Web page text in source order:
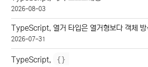
2026-08-03
TypeScript, 열거 타입은 열거형보다 객체 방
2026-07-31
TypeScript, {}